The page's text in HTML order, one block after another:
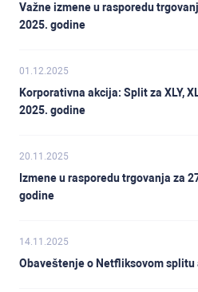
Važne izmene u rasporedu
2025. godine
01.12.2025
Korporativna akcija: Split za XLY,
2025. godine
20.11.2025
Izmene u rasporedu trgovanja za
godine
14.11.2025
Obaveštenje o Netfliksovom splitu